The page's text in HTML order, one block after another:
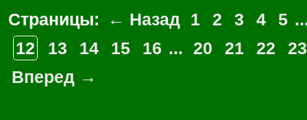
Страницы: ← Назад 1 2 3 4 5
12
13 14 15 16 ... 20 21 22
23
Вперед →